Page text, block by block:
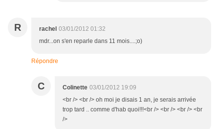
R rachel 03/01/2012 01:32
mdr...on s'en reparle dans 11 mois....;o)
Répondre
C Colinette 03/01/2012 19:09
<br /> <br /> oh moi je disais 1 an, je serais arrivée
trop tard .. comme d'hab quoi!!!<br /> <br /> <br /> <br
/>